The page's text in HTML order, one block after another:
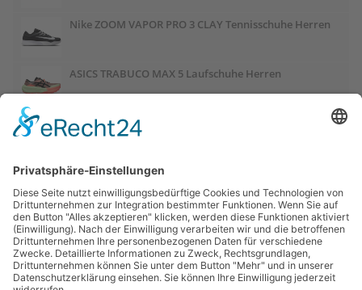
Nike ZOOM VAPOR PRO 3 CLAY Tennisschuhe Herren
ASICS TRABUCO MAX 5 Laufschuhe Herren
ASICS GEL-PULSE 17 Laufschuhe Damen
Salomon OUTCHILL Winterschuhe Damen
ASICS GEL-CUMULUS 28 Laufschuhe Damen